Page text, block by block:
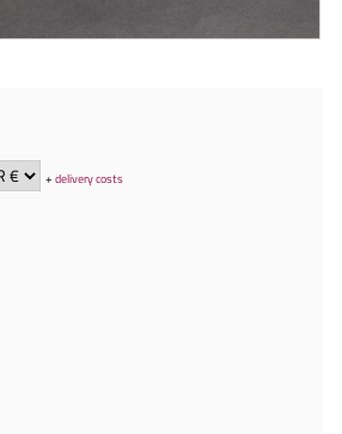
+delivery costs